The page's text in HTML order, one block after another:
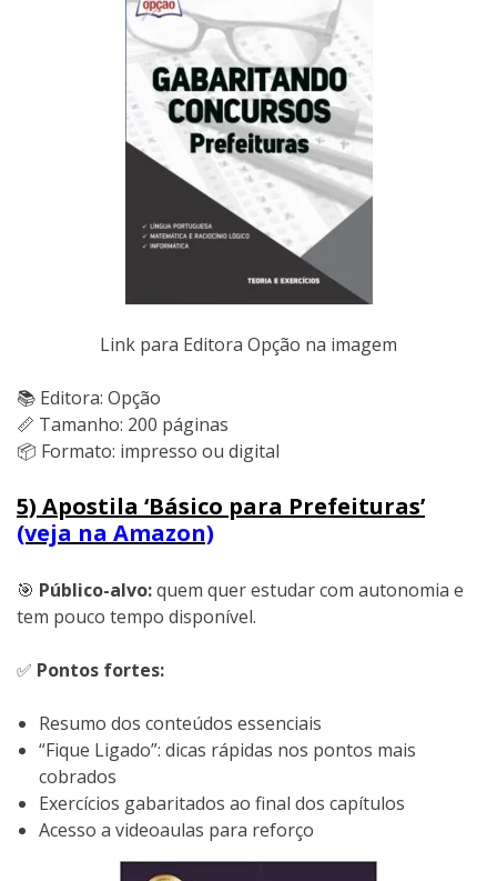
Link para Editora Opção na imagem
📚 Editora: Opção
📏 Tamanho: 200 páginas
📦 Formato: impresso ou digital
5) Apostila ‘Básico para Prefeituras’
(veja na Amazon)
🎯 Público-alvo:quem quer estudar com autonomia e
tem pouco tempo disponível.
✅ Pontos fortes:
Resumo dos conteúdos essenciais
“Fique Ligado”: dicas rápidas nos pontos mais
cobrados
Exercícios gabaritados ao final dos capítulos
Acesso a videoaulas para reforço